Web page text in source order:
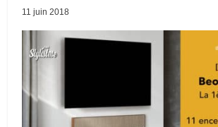
11 juin 2018